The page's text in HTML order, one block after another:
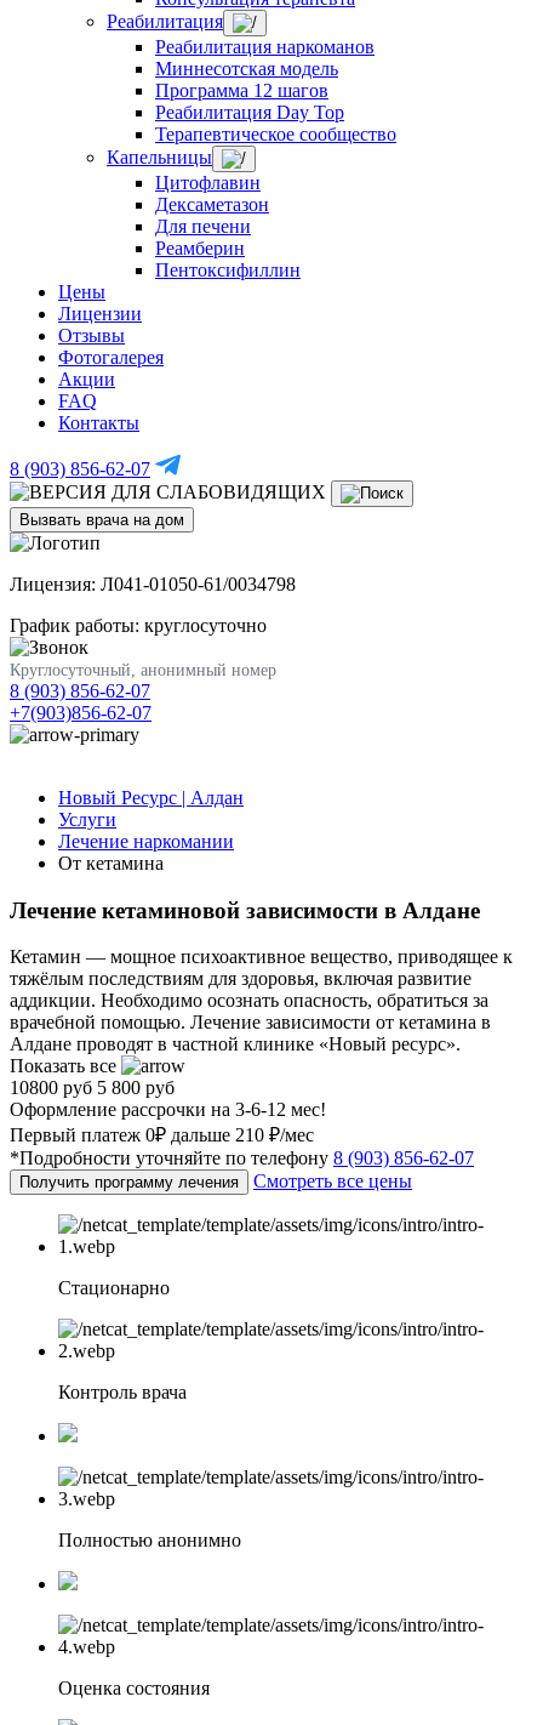
Реабилитация
Реабилитация наркоманов
Миннесотская модель
Программа 12 шагов
Реабилитация Day Top
Терапевтическое сообщество
Капельницы
Цитофлавин
Дексаметазон
Для печени
Реамберин
Пентоксифиллин
Цены
Лицензии
Отзывы
Фотогалерея
Акции
FAQ
Контакты
8 (903) 856-62-07
Вызвать врача на дом
Лицензия: Л041-01050-61/0034798
График работы: круглосуточно
Круглосуточный, анонимный номер
8 (903) 856-62-07
+7(903)856-62-07
Новый Ресурс | Алдан
Услуги
Лечение наркомании
От кетамина
Лечение кетаминовой зависимости в Алдане
Кетамин — мощное психоактивное вещество, приводящее к
тяжёлым последствиям для здоровья, включая развитие
аддикции. Необходимо осознать опасность, обратиться за
врачебной помощью. Лечение зависимости от кетамина в
Алдане проводят в частной клинике «Новый ресурс».
Показать все
10800 руб 5 800 руб
Оформление рассрочки на 3-6-12 мес!
Первый платеж 0₽ дальше 210 ₽/мес
*Подробности уточняйте по телефону 8 (903) 856-62-07
Получить программу лечения Смотреть все цены
Стационарно
Контроль врача
Полностью анонимно
Оценка состояния